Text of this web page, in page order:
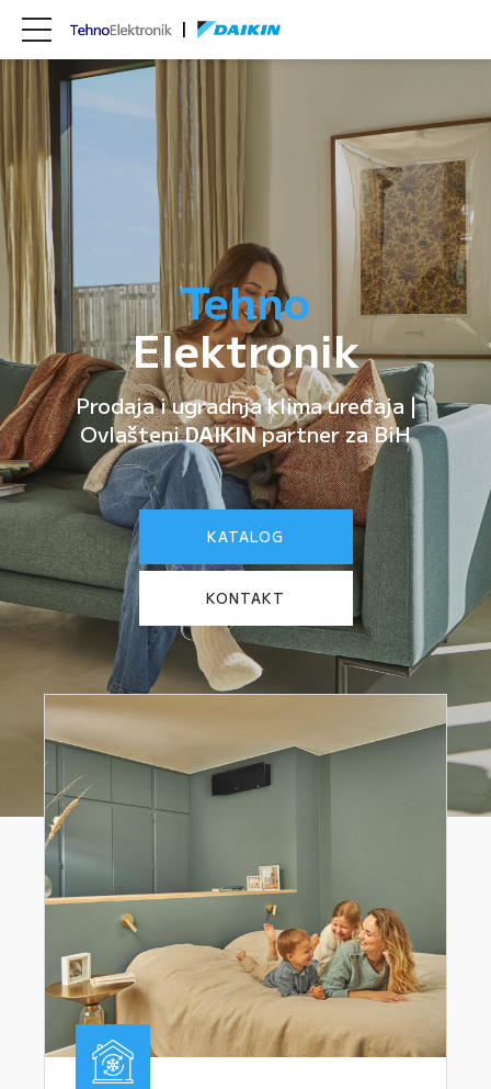
Tehno
Elektronik
Prodaja i ugradnja klima uređaja |
OvlašteniDAIKINpartner za BiH
KATALOG
KONTAKT